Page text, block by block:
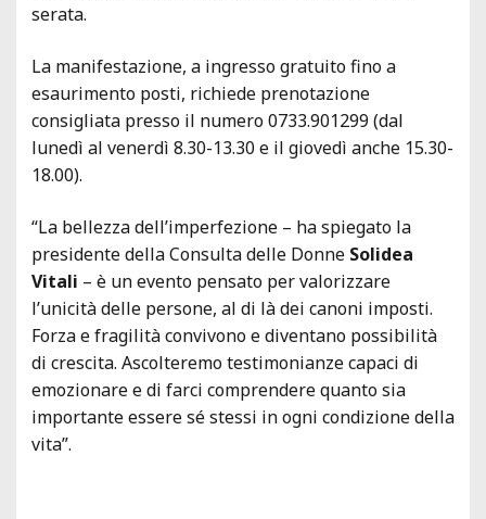
serata.
La manifestazione, a ingresso gratuito fino a
esaurimento posti, richiede prenotazione
consigliata presso il numero 0733.901299 (dal
lunedì al venerdì 8.30-13.30 e il giovedì anche 15.30-
18.00).
“La bellezza dell’imperfezione – ha spiegato la
presidente della Consulta delle Donne Solidea
Vitali – è un evento pensato per valorizzare
l’unicità delle persone, al di là dei canoni imposti.
Forza e fragilità convivono e diventano possibilità
di crescita. Ascolteremo testimonianze capaci di
emozionare e di farci comprendere quanto sia
importante essere sé stessi in ogni condizione della
vita”.